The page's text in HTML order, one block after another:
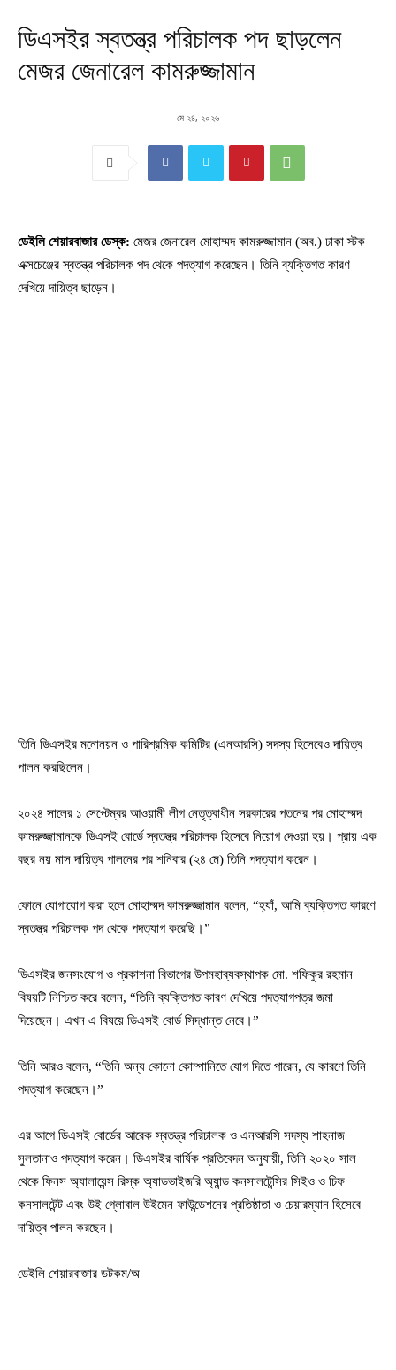
ডিএসইর স্বতন্ত্র পরিচালক পদ ছাড়লেন
মেজর জেনারেল কামরুজ্জামান
মে ২৪, ২০২৬
ডেইলি শেয়ারবাজার ডেস্ক: মেজর জেনারেল মোহাম্মদ কামরুজ্জামান (অব.) ঢাকা স্টক
এক্সচেঞ্জের স্বতন্ত্র পরিচালক পদ থেকে পদত্যাগ করেছেন। তিনি ব্যক্তিগত কারণ
দেখিয়ে দায়িত্ব ছাড়েন।
তিনি ডিএসইর মনোনয়ন ও পারিশ্রমিক কমিটির (এনআরসি) সদস্য হিসেবেও দায়িত্ব
পালন করছিলেন।
২০২৪ সালের ১ সেপ্টেম্বর আওয়ামী লীগ নেতৃত্বাধীন সরকারের পতনের পর মোহাম্মদ
কামরুজ্জামানকে ডিএসই বোর্ডে স্বতন্ত্র পরিচালক হিসেবে নিয়োগ দেওয়া হয়। প্রায় এক
বছর নয় মাস দায়িত্ব পালনের পর শনিবার (২৪ মে) তিনি পদত্যাগ করেন।
ফোনে যোগাযোগ করা হলে মোহাম্মদ কামরুজ্জামান বলেন, “হ্যাঁ, আমি ব্যক্তিগত কারণে
স্বতন্ত্র পরিচালক পদ থেকে পদত্যাগ করেছি।”
ডিএসইর জনসংযোগ ও প্রকাশনা বিভাগের উপমহাব্যবস্থাপক মো. শফিকুর রহমান
বিষয়টি নিশ্চিত করে বলেন, “তিনি ব্যক্তিগত কারণ দেখিয়ে পদত্যাগপত্র জমা
দিয়েছেন। এখন এ বিষয়ে ডিএসই বোর্ড সিদ্ধান্ত নেবে।”
তিনি আরও বলেন, “তিনি অন্য কোনো কোম্পানিতে যোগ দিতে পারেন, যে কারণে তিনি
পদত্যাগ করেছেন।”
এর আগে ডিএসই বোর্ডের আরেক স্বতন্ত্র পরিচালক ও এনআরসি সদস্য শাহনাজ
সুলতানাও পদত্যাগ করেন। ডিএসইর বার্ষিক প্রতিবেদন অনুযায়ী, তিনি ২০২০ সাল
থেকে ফিনস অ্যালায়েন্স রিস্ক অ্যাডভাইজরি অ্যান্ড কনসালটেন্সির সিইও ও চিফ
কনসালটেন্ট এবং উই গ্লোবাল উইমেন ফাউন্ডেশনের প্রতিষ্ঠাতা ও চেয়ারম্যান হিসেবে
দায়িত্ব পালন করছেন।
ডেইলি শেয়ারবাজার ডটকম/অ